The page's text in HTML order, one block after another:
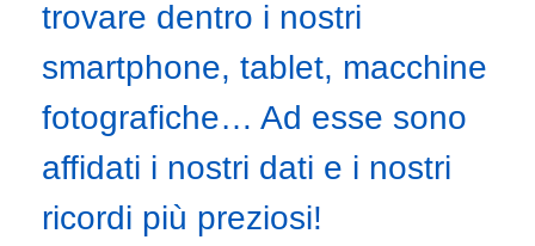
trovare dentro i nostri
smartphone, tablet, macchine
fotografiche… Ad esse sono
affidati i nostri dati e i nostri
ricordi più preziosi!